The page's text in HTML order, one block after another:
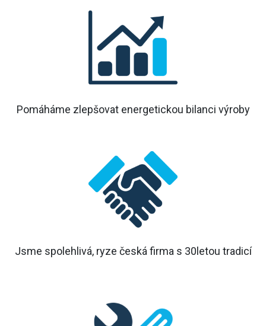
Pomáháme zlepšovat energetickou bilanci výroby
Jsme spolehlivá, ryze česká firma s 30letou tradicí